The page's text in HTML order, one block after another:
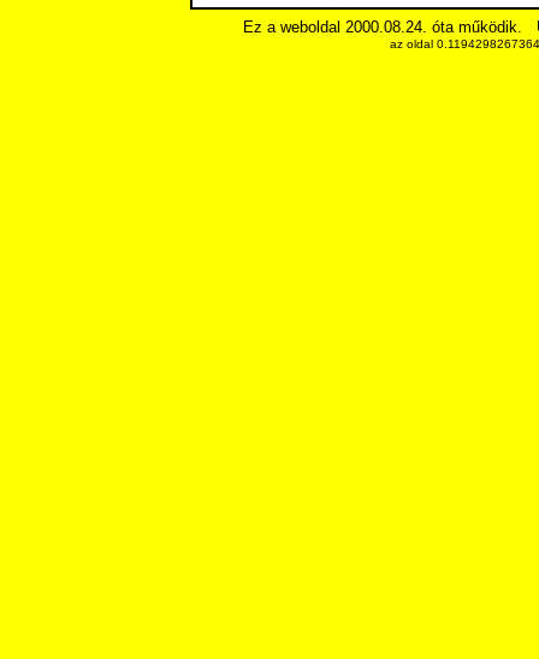
Ez a weboldal 2000.08.24. óta működik.
az oldal